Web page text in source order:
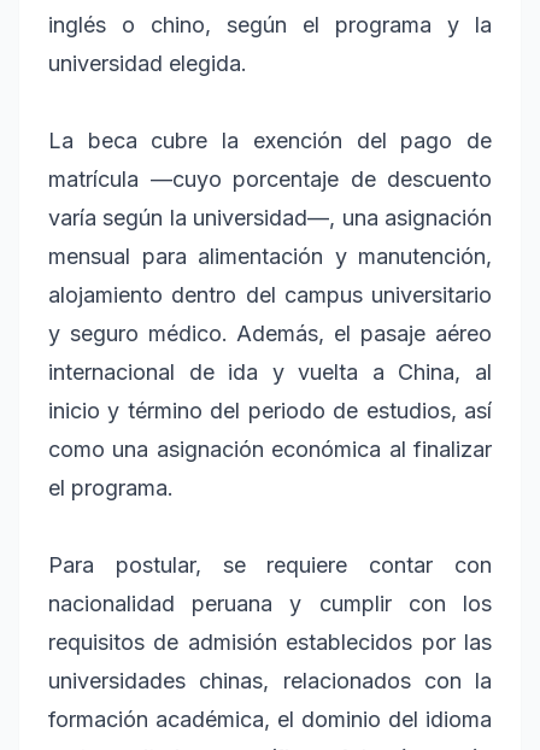
inglés o chino, según el programa y la
universidad elegida.
La beca cubre la exención del pago de
matrícula —cuyo porcentaje de descuento
varía según la universidad—, una asignación
mensual para alimentación y manutención,
alojamiento dentro del campus universitario
y seguro médico. Además, el pasaje aéreo
internacional de ida y vuelta a China, al
inicio y término del periodo de estudios, así
como una asignación económica al finalizar
el programa.
Para postular, se requiere contar con
nacionalidad peruana y cumplir con los
requisitos de admisión establecidos por las
universidades chinas, relacionados con la
formación académica, el dominio del idioma